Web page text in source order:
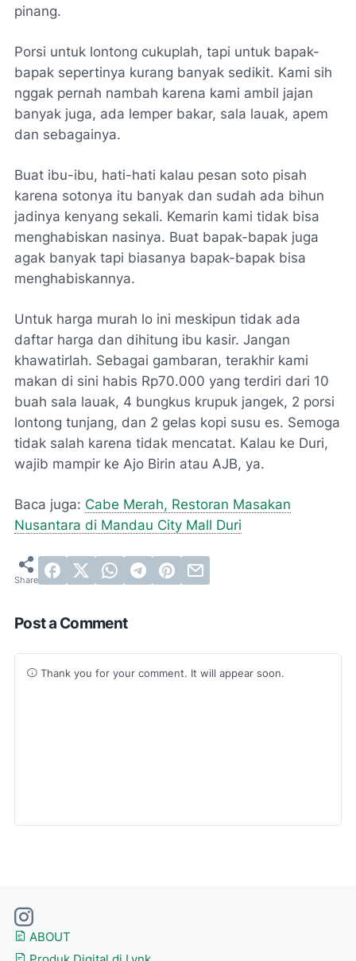
pinang.
Porsi untuk lontong cukuplah, tapi untuk bapak-
bapak sepertinya kurang banyak sedikit. Kami sih
nggak pernah nambah karena kami ambil jajan
banyak juga, ada lemper bakar, sala lauak, apem
dan sebagainya.
Buat ibu-ibu, hati-hati kalau pesan soto pisah
karena sotonya itu banyak dan sudah ada bihun
jadinya kenyang sekali. Kemarin kami tidak bisa
menghabiskan nasinya. Buat bapak-bapak juga
agak banyak tapi biasanya bapak-bapak bisa
menghabiskannya.
Untuk harga murah lo ini meskipun tidak ada
daftar harga dan dihitung ibu kasir. Jangan
khawatirlah. Sebagai gambaran, terakhir kami
makan di sini habis Rp70.000 yang terdiri dari 10
buah sala lauak, 4 bungkus krupuk jangek, 2 porsi
lontong tunjang, dan 2 gelas kopi susu es. Semoga
tidak salah karena tidak mencatat. Kalau ke Duri,
wajib mampir ke Ajo Birin atau AJB, ya.
Baca juga: Cabe Merah, Restoran Masakan
Nusantara di Mandau City Mall Duri
Post a Comment
Thank you for your comment. It will appear soon.
ABOUT